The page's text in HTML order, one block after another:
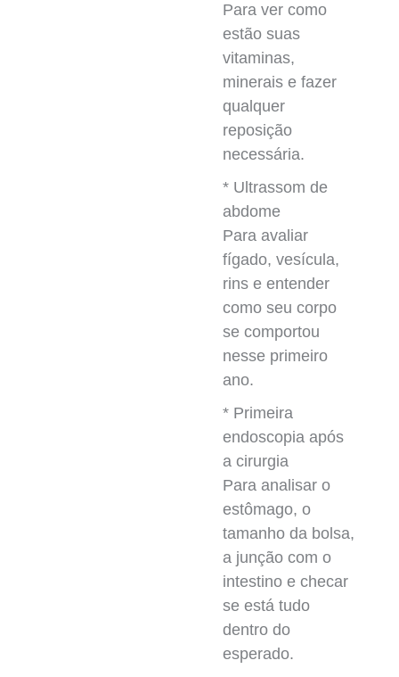
Para ver como
estão suas
vitaminas,
minerais e fazer
qualquer
reposição
necessária.
* Ultrassom de
abdome
Para avaliar
fígado, vesícula,
rins e entender
como seu corpo
se comportou
nesse primeiro
ano.
* Primeira
endoscopia após
a cirurgia
Para analisar o
estômago, o
tamanho da bolsa,
a junção com o
intestino e checar
se está tudo
dentro do
esperado.